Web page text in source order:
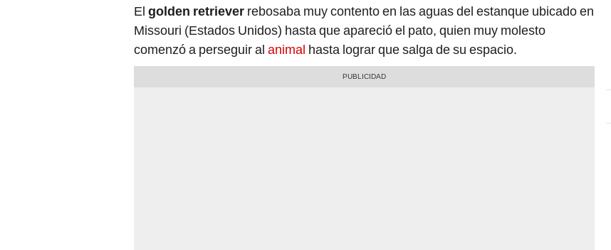
El golden retriever rebosaba muy contento en las aguas del estanque ubicado en
Missouri (Estados Unidos) hasta que apareció el pato, quien muy molesto
comenzó a perseguir al animal hasta lograr que salga de su espacio.